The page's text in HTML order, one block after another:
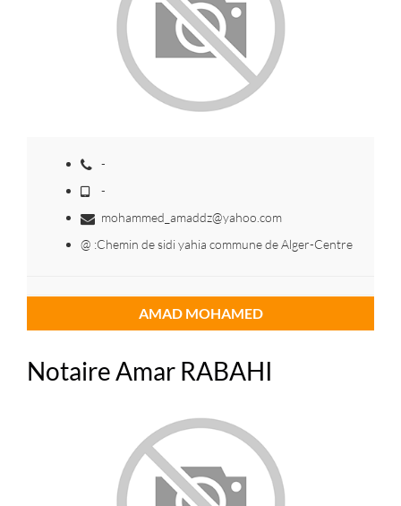
-
-
mohammed_amaddz@yahoo.com
@ :Chemin de sidi yahia commune de Alger-Centre
AMAD MOHAMED
Notaire Amar RABAHI